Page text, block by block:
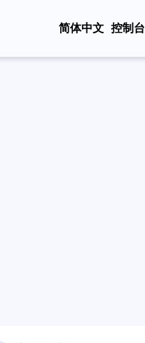
简体中文 控制台